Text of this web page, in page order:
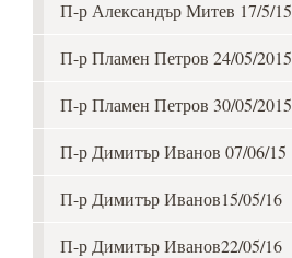
П-р Александър Митев 17/5/15
П-р Пламен Петров 24/05/2015
П-р Пламен Петров 30/05/2015
П-р Димитър Иванов 07/06/15
П-р Димитър Иванов15/05/16
П-р Димитър Иванов22/05/16